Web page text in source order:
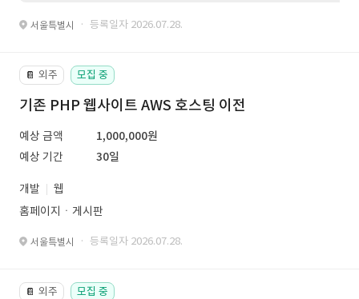
서울특별시 · 등록일자 2026.07.28.
📔 외주 모집 중
기존 PHP 웹사이트 AWS 호스팅 이전
예상 금액
1,000,000원
예상 기간
30일
개발
웹
홈페이지ㆍ게시판
서울특별시 · 등록일자 2026.07.28.
📔 외주 모집 중